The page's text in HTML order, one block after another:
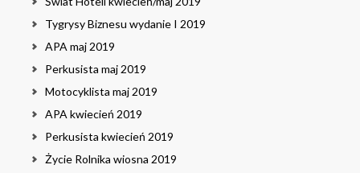
Tygrysy Biznesu wydanie I 2019
APA maj 2019
Perkusista maj 2019
Motocyklista maj 2019
APA kwiecień 2019
Perkusista kwiecień 2019
Życie Rolnika wiosna 2019